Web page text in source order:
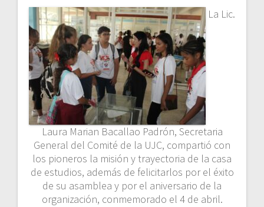
La Lic.
Laura Marian Bacallao Padrón, Secretaria
General del Comité de la UJC, compartió con
los pioneros la misión y trayectoria de la casa
de estudios, además de felicitarlos por el éxito
de su asamblea y por el aniversario de la
organización, conmemorado el 4 de abril.